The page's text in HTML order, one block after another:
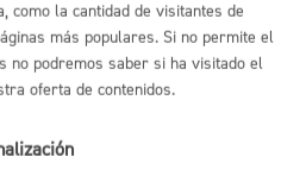
6.275,39
como la cantidad de visitantes de
más populares. Si no permite el
no podremos saber si ha visitado el
oferta de contenidos.